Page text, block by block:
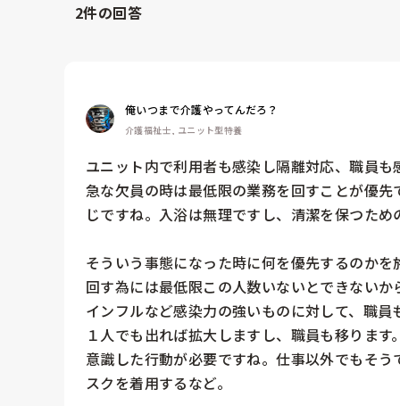
2件の回答
俺いつまで介護やってんだろ？
介護福祉士, ユニット型特養
ユニット内で利用者も感染し隔離対応、職員
急な欠員の時は最低限の業務を回すことが優
じですね。入浴は無理ですし、清潔を保つた
そういう事態になった時に何を優先するのか
回す為には最低限この人数いないとできない
インフルなど感染力の強いものに対して、職
１人でも出れば拡大しますし、職員も移りま
意識した行動が必要ですね。仕事以外でもそ
スクを着用するなど。